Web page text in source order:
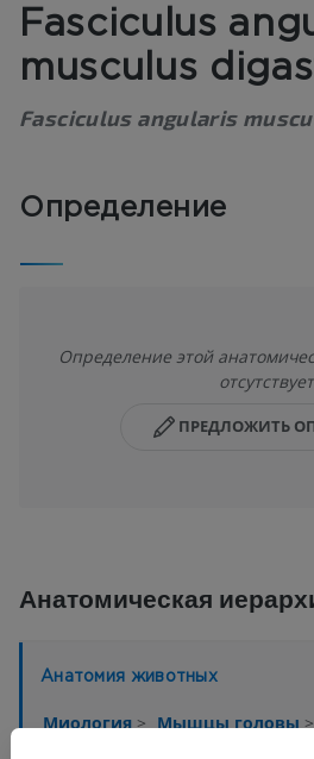
Fasciculus
musculus
Fasciculus angularis
Определение
Определение этой
отсутствует
ПРЕДЛОЖИТЬ
Анатомическая
Анатомия животных
Миология> Мышцы головы>